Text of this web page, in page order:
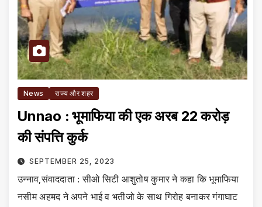
News राज्य और शहर
Unnao : भूमाफिया की एक अरब 22 करोड़
की संपत्ति कुर्क
SEPTEMBER 25, 2023
उन्नाव,संवाददाता : सीओ सिटी आशुतोष कुमार ने कहा कि भूमाफिया
नसीम अहमद ने अपने भाई व भतीजो के साथ गिरोह बनाकर गंगाघाट